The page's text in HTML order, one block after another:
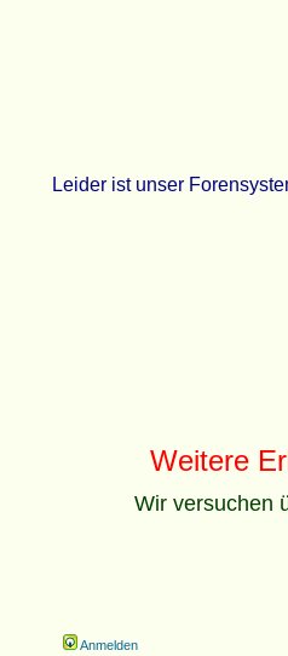
Leider ist unser
Weitere
Wir versuchen
Anmelden